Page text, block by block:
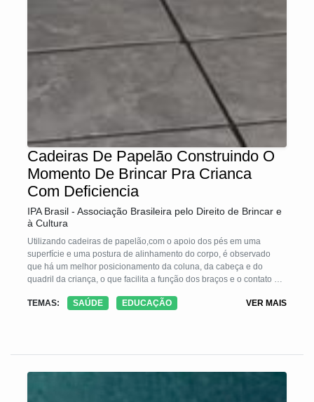
Cadeiras De Papelão Construindo O
Momento De Brincar Pra Crianca
Com Deficiencia
IPA Brasil - Associação Brasileira pelo Direito de Brincar e
à Cultura
Utilizando cadeiras de papelão,com o apoio dos pés em uma
superfície e uma postura de alinhamento do corpo, é observado
que há um melhor posicionamento da coluna, da cabeça e do
quadril da criança, o que facilita a função dos braços e o contato de
próximas do corpo para segurar o brinquedo pode diminuir o tempo
comunicação, participação nas atividades de escola, contato visual
TEMAS: SAÚDE EDUCAÇÃO VER MAIS